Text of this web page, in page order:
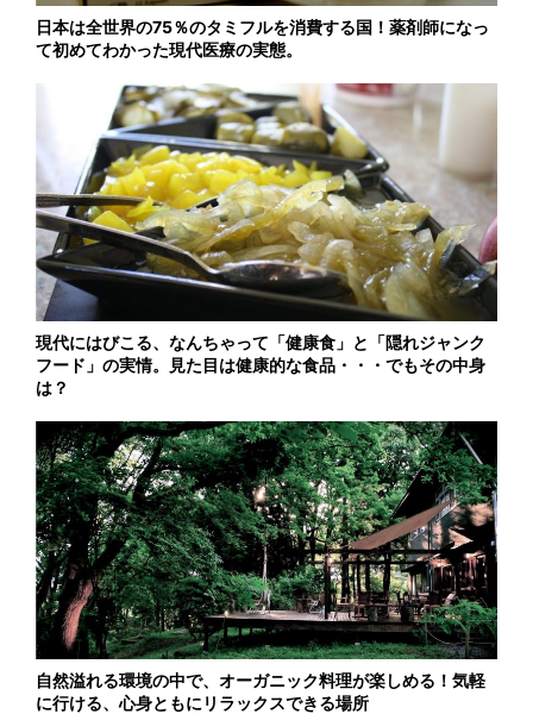
日本は全世界の75％のタミフルを消費する国！薬剤師になっ
て初めてわかった現代医療の実態。
現代にはびこる、なんちゃって「健康食」と「隠れジャンク
フード」の実情。見た目は健康的な食品・・・でもその中身
は？
自然溢れる環境の中で、オーガニック料理が楽しめる！気軽
に行ける、心身ともにリラックスできる場所